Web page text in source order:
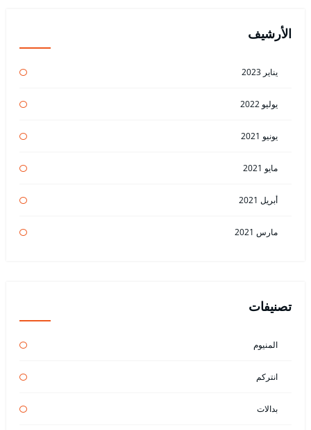
الأرشيف
يناير 2023
يوليو 2022
يونيو 2021
مايو 2021
أبريل 2021
مارس 2021
تصنيفات
المنيوم
انتركم
بدالات